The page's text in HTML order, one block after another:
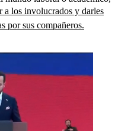
a los involucrados y darles
por sus compañeros.